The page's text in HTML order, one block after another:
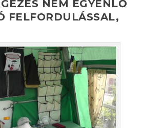
NEM EGYENLŐ
FELFORDULÁSSAL,